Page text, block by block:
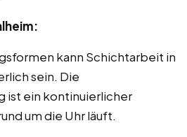
kann Schichtarbeit in
sein. Die
ist ein kontinuierlicher
um die Uhr läuft.